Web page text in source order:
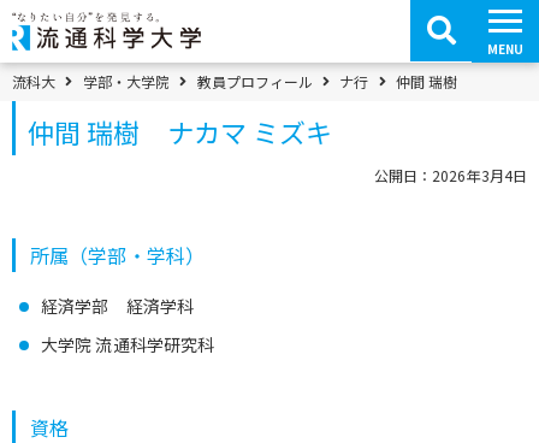
コ
ン
テ
ン
ツ
へ
移
MENU
パンくずメニュー
流科大 学部・大学院 教員プロフィール ナ行 仲間 瑞樹
仲間 瑞樹 ナカマ ミズキ
公開日：2026年3月4日
所属（学部・学科）
経済学部 経済学科
大学院 流通科学研究科
資格